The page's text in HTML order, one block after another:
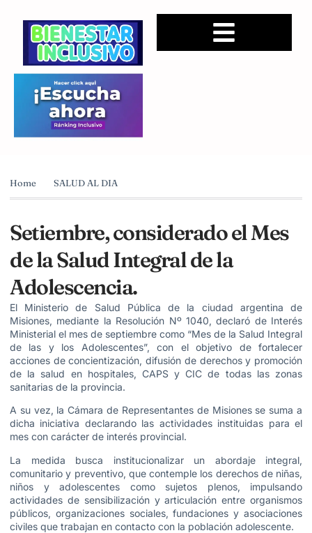
Home SALUD AL DIA
Setiembre, considerado el Mes
de la Salud Integral de la
Adolescencia.
El Ministerio de Salud Pública de la ciudad argentina de
Misiones, mediante la Resolución Nº 1040, declaró de Interés
Ministerial el mes de septiembre como “Mes de la Salud Integral
de las y los Adolescentes”, con el objetivo de fortalecer
acciones de concientización, difusión de derechos y promoción
de la salud en hospitales, CAPS y CIC de todas las zonas
sanitarias de la provincia.
A su vez, la Cámara de Representantes de Misiones se suma a
dicha iniciativa declarando las actividades instituidas para el
mes con carácter de interés provincial.
La medida busca institucionalizar un abordaje integral,
comunitario y preventivo, que contemple los derechos de niñas,
niños y adolescentes como sujetos plenos, impulsando
actividades de sensibilización y articulación entre organismos
públicos, organizaciones sociales, fundaciones y asociaciones
civiles que trabajan en contacto con la población adolescente.